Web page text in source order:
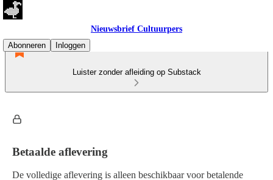
Nieuwsbrief Cultuurpers
Abonneren
Inloggen
Luister zonder afleiding op Substack
Betaalde aflevering
De volledige aflevering is alleen beschikbaar voor betalende